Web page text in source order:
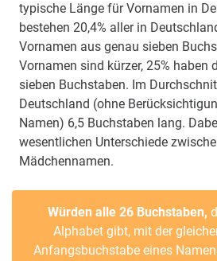
typische Länge für Vornamen in
bestehen 20,4% aller in
Vornamen aus genau sieben
Vornamen sind kürzer, 25% haben
sieben Buchstaben. Im
Deutschland (ohne
Namen) 6,5 Buchstaben lang.
wesentlichen Unterschiede
Mädchennamen.
Würden alle 26 Buchstaben,
Alphabet gibt, mit der
Anfangsbuchstabe eines